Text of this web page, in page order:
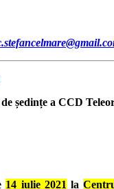
ședințe a CCD
14 iulie 2021 la